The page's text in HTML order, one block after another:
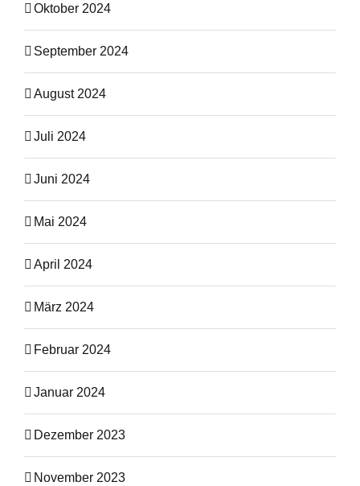
Oktober 2024
September 2024
August 2024
Juli 2024
Juni 2024
Mai 2024
April 2024
März 2024
Februar 2024
Januar 2024
Dezember 2023
November 2023